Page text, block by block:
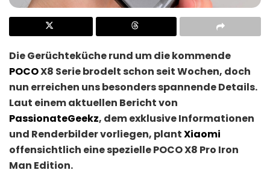
Die Gerüchteküche rund um die kommende
POCOX8 Serie brodelt schon seit Wochen, doch
nun erreichen uns besonders spannende Details.
Laut einem aktuellen Bericht von
PassionateGeekz, dem exklusive Informationen
und Renderbilder vorliegen, plantXiaomi
offensichtlich eine spezielle POCO X8 Pro Iron
Man Edition.